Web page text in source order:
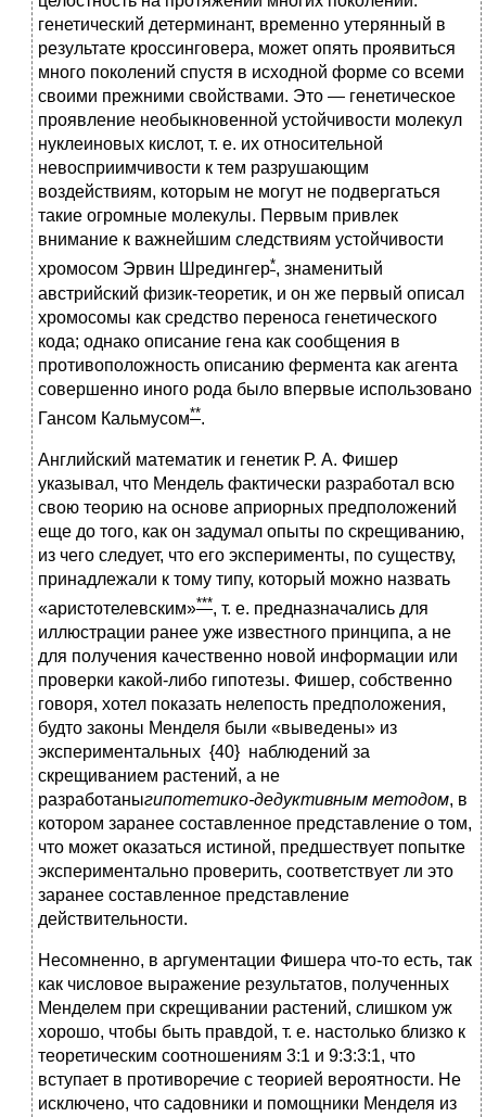
генетический детерминант, временно утерянный в
результате кроссинговера, может опять проявиться
много поколений спустя в исходной форме со всеми
своими прежними свойствами. Это — генетическое
проявление необыкновенной устойчивости молекул
нуклеиновых кислот, т. е. их относительной
невосприимчивости к тем разрушающим
воздействиям, которым не могут не подвергаться
такие огромные молекулы. Первым привлек
внимание к важнейшим следствиям устойчивости
хромосом Эрвин Шредингер*, знаменитый
австрийский физик-теоретик, и он же первый описал
хромосомы как средство переноса генетического
кода; однако описание гена как сообщения в
противоположность описанию фермента как агента
совершенно иного рода было впервые использовано
Гансом Кальмусом**.
Английский математик и генетик Р. А. Фишер
указывал, что Мендель фактически разработал всю
свою теорию на основе априорных предположений
еще до того, как он задумал опыты по скрещиванию,
из чего следует, что его эксперименты, по существу,
принадлежали к тому типу, который можно назвать
«аристотелевским»***, т. е. предназначались для
иллюстрации ранее уже известного принципа, а не
для получения качественно новой информации или
проверки какой-либо гипотезы. Фишер, собственно
говоря, хотел показать нелепость предположения,
будто законы Менделя были «выведены» из
экспериментальных {40} наблюдений за
скрещиванием растений, а не
разработаныгипотетико-дедуктивным методом, в
котором заранее составленное представление о том,
что может оказаться истиной, предшествует попытке
экспериментально проверить, соответствует ли это
заранее составленное представление
действительности.
Несомненно, в аргументации Фишера что-то есть, так
как числовое выражение результатов, полученных
Менделем при скрещивании растений, слишком уж
хорошо, чтобы быть правдой, т. е. настолько близко к
теоретическим соотношениям 3:1 и 9:3:3:1, что
вступает в противоречие с теорией вероятности. Не
исключено, что садовники и помощники Менделя из